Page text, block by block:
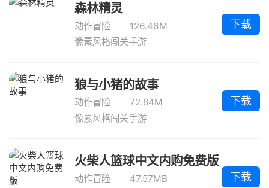
森林精灵
动作冒险
126.46M
像素风格闯关手游
下载
狼与小猪的故事
动作冒险
72.84M
像素风格闯关手游
下载
火柴人篮球中文内购免费版
动作冒险
47.57MB
下载